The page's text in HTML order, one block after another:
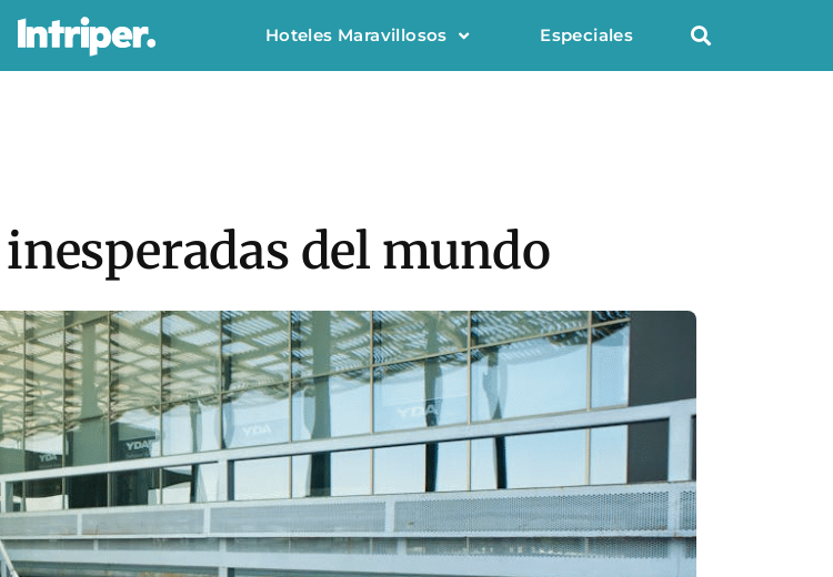
Hoteles Maravillosos Especiales
del mundo